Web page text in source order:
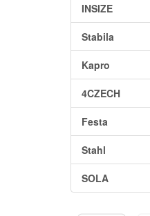
INSIZE
Stabila
Kapro
4CZECH
Festa
Stahl
SOLA